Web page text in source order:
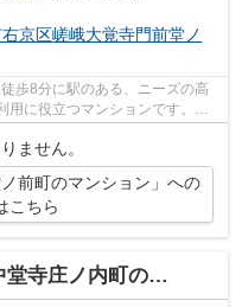
京区嵯峨大覚寺門前堂ノ
歩8分に駅のある、ニーズの高
に役立つマンションです。こ
ません。
前町のマンション」への
こちら
ノ内町のマンション